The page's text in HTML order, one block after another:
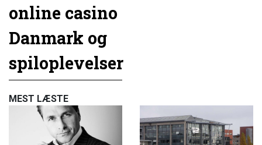
online casino
Danmark og
spiloplevelser
MEST LÆSTE